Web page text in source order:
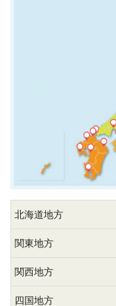
北海道地方
関東地方
関西地方
四国地方